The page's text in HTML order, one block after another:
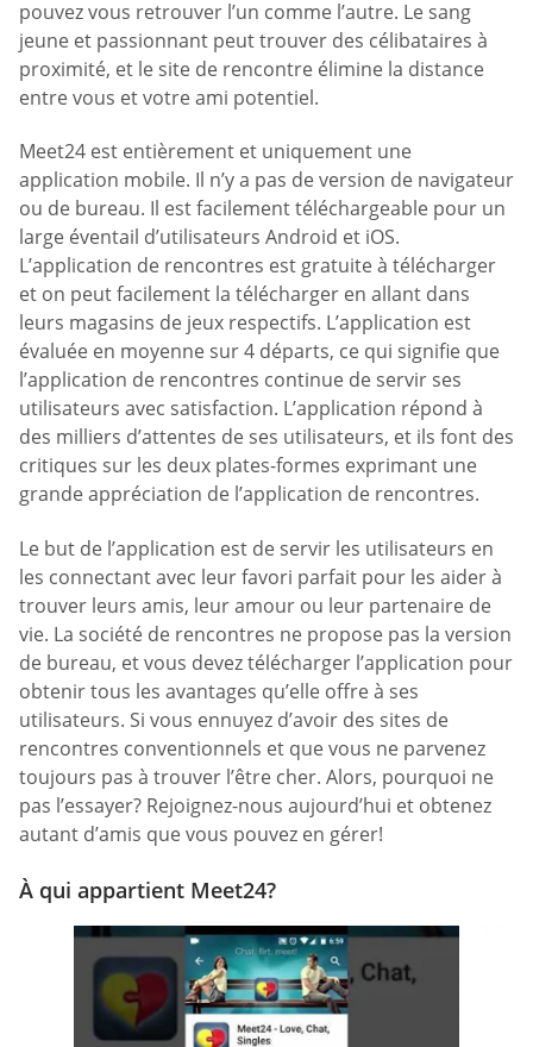
pouvez vous retrouver l’un comme l’autre. Le sang
jeune et passionnant peut trouver des célibataires à
proximité, et le site de rencontre élimine la distance
entre vous et votre ami potentiel.
Meet24 est entièrement et uniquement une
application mobile. Il n’y a pas de version de navigateur
ou de bureau. Il est facilement téléchargeable pour un
large éventail d’utilisateurs Android et iOS.
L’application de rencontres est gratuite à télécharger
et on peut facilement la télécharger en allant dans
leurs magasins de jeux respectifs. L’application est
évaluée en moyenne sur 4 départs, ce qui signifie que
l’application de rencontres continue de servir ses
utilisateurs avec satisfaction. L’application répond à
des milliers d’attentes de ses utilisateurs, et ils font des
critiques sur les deux plates-formes exprimant une
grande appréciation de l’application de rencontres.
Le but de l’application est de servir les utilisateurs en
les connectant avec leur favori parfait pour les aider à
trouver leurs amis, leur amour ou leur partenaire de
vie. La société de rencontres ne propose pas la version
de bureau, et vous devez télécharger l’application pour
obtenir tous les avantages qu’elle offre à ses
utilisateurs. Si vous ennuyez d’avoir des sites de
rencontres conventionnels et que vous ne parvenez
toujours pas à trouver l’être cher. Alors, pourquoi ne
pas l’essayer? Rejoignez-nous aujourd’hui et obtenez
autant d’amis que vous pouvez en gérer!
À qui appartient Meet24?